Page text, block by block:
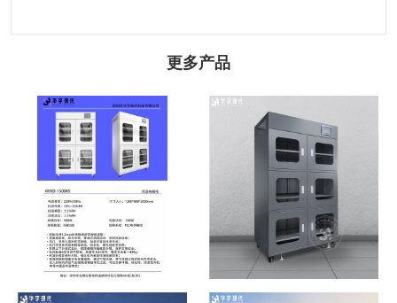
更多产品
文物恒湿柜：守护历史瑰宝的重
要伙伴
芯片防潮柜-1500L